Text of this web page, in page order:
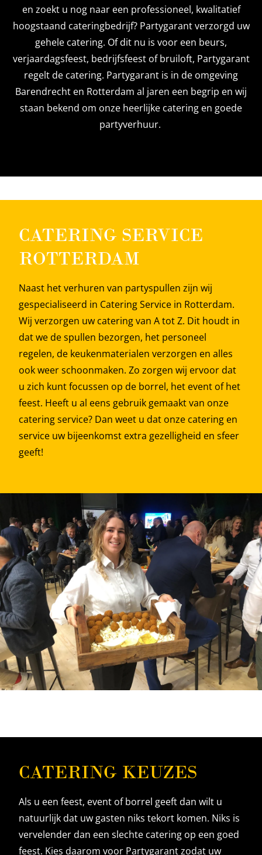
en zoekt u nog naar een professioneel, kwalitatief
hoogstaand cateringbedrijf? Partygarant verzorgd uw
gehele catering. Of dit nu is voor een beurs,
verjaardagsfeest, bedrijfsfeest of bruiloft, Partygarant
regelt de catering. Partygarant is in de omgeving
Barendrecht en Rotterdam al jaren een begrip en wij
staan bekend om onze heerlijke catering en goede
partyverhuur.
CATERING SERVICE
ROTTERDAM
Naast het verhuren van partyspullen zijn wij
gespecialiseerd in Catering Service in Rotterdam.
Wij verzorgen uw catering van A tot Z. Dit houdt in
dat we de spullen bezorgen, het personeel
regelen, de keukenmaterialen verzorgen en alles
ook weer schoonmaken. Zo zorgen wij ervoor dat
u zich kunt focussen op de borrel, het event of het
feest. Heeft u al eens gebruik gemaakt van onze
catering service? Dan weet u dat onze catering en
service uw bijeenkomst extra gezelligheid en sfeer
geeft!
CATERING KEUZES
Als u een feest, event of borrel geeft dan wilt u
natuurlijk dat uw gasten niks tekort komen. Niks is
vervelender dan een slechte catering op een goed
feest. Kies daarom voor Partygarant zodat uw